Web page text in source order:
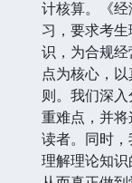
计核算。《
习，要求考
识，为合规
点为核心，
则。我们深
重难点，并
读者。同时
理解理论知